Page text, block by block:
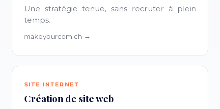
Une stratégie tenue, sans recruter à plein
temps.
makeyourcom.ch →
SITE INTERNET
Création de site web